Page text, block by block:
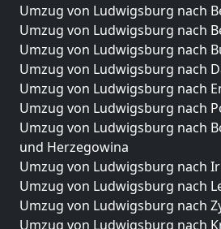
Umzug von Ludwigsburg nach
Umzug von Ludwigsburg nach
Umzug von Ludwigsburg nach
Umzug von Ludwigsburg nach
Umzug von Ludwigsburg nach
Umzug von Ludwigsburg nach
Umzug von Ludwigsburg nach
und Herzegowina
Umzug von Ludwigsburg nach
Umzug von Ludwigsburg nach
Umzug von Ludwigsburg nach
Umzug von Ludwigsburg nach